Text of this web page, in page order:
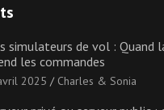
simulateurs de vol : Quand
les commandes
2025 Charles & Sonia